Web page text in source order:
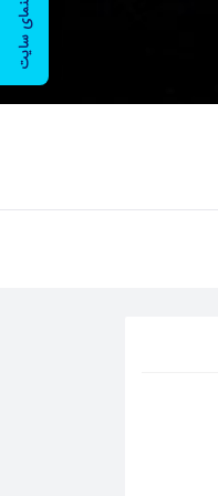
راهنمای سایت